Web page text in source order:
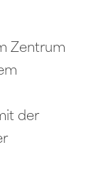
Zentrum
der